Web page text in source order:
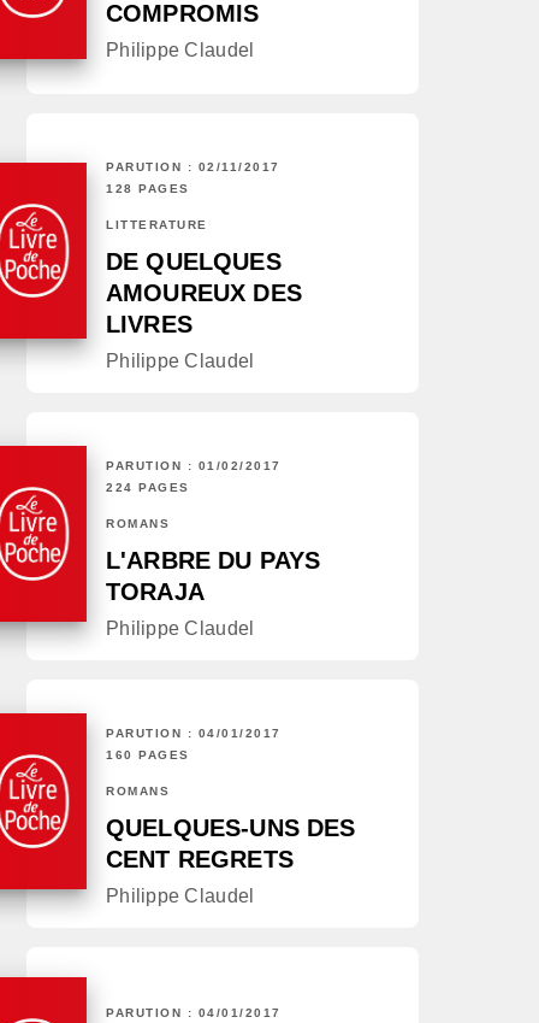
COMPROMIS
Philippe Claudel
PARUTION : 02/11/2017
128 PAGES
LITTÉRATURE
DE QUELQUES
AMOUREUX DES
LIVRES
Philippe Claudel
PARUTION : 01/02/2017
224 PAGES
ROMANS
L'ARBRE DU PAYS
TORAJA
Philippe Claudel
PARUTION : 04/01/2017
160 PAGES
ROMANS
QUELQUES-UNS DES
CENT REGRETS
Philippe Claudel
PARUTION : 04/01/2017